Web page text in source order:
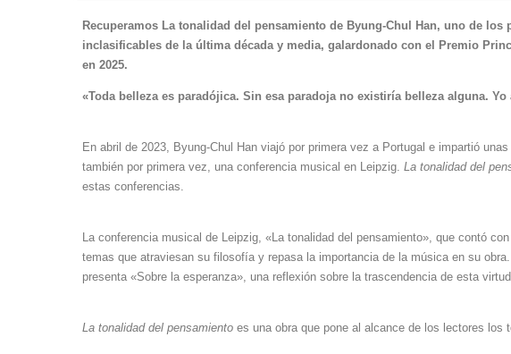
Recuperamos La tonalidad del pensamiento de Byung-Chul Han, uno de
inclasificables de la última década y media, galardonado con el Premio
en 2025.
«Toda belleza es paradójica. Sin esa paradoja no existiría belleza alguna. Yo
En abril de 2023, Byung-Chul Han viajó por primera vez a Portugal e impartió
también por primera vez, una conferencia musical en Leipzig. La tonalidad del
estas conferencias.
La conferencia musical de Leipzig, «La tonalidad del pensamiento», que contó
temas que atraviesan su filosofía y repasa la importancia de la música en su
presenta «Sobre la esperanza», una reflexión sobre la trascendencia de esta
La tonalidad del pensamiento es una obra que pone al alcance de los lectores